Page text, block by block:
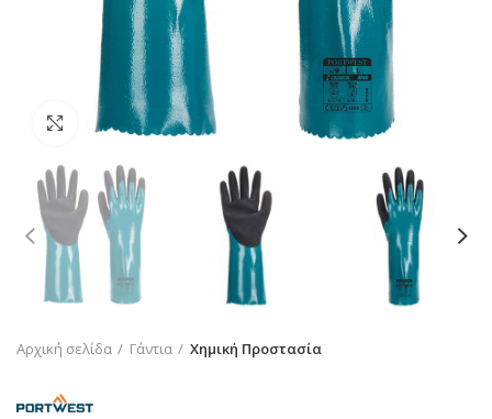
Click to enlarge
Αρχική σελίδα Γάντια Χημική Προστασία